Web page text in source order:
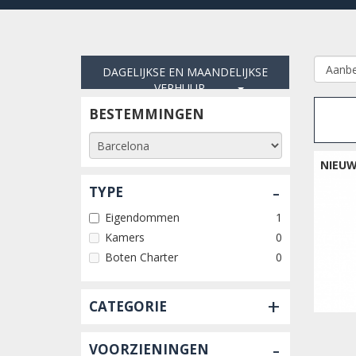
DAGELIJKSE EN MAANDELIJKSE
VERHUUR
BESTEMMINGEN
TYPE -
Eigendommen
1
Kamers
0
Boten Charter
0
CATEGORIE +
VOORZIENINGEN -